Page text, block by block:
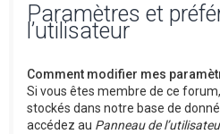
Paramètres et
l’utilisateur
Comment modifier mes
Si vous êtes membre de ce
stockés dans notre base de
accédez au Panneau de